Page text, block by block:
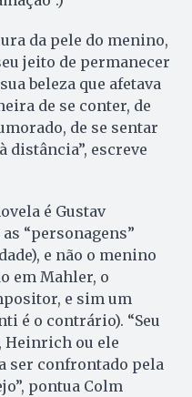
da pele do menino,
jeito de permanecer
beleza que afetava
de se conter, de
de se sentar
distância”, escreve
é Gustav
“personagens”
e não o menino
em Mahler, o
e sim um
é o contrário). “Seu
Heinrich ou ele
ser confrontado pela
pontua Colm